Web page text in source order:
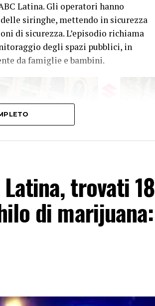
Latina. Gli operatori hanno
siringhe, mettendo in sicurezza
di sicurezza. L’episodio richiama
degli spazi pubblici, in
da famiglie e bambini.
trovati 18
di marijuana: